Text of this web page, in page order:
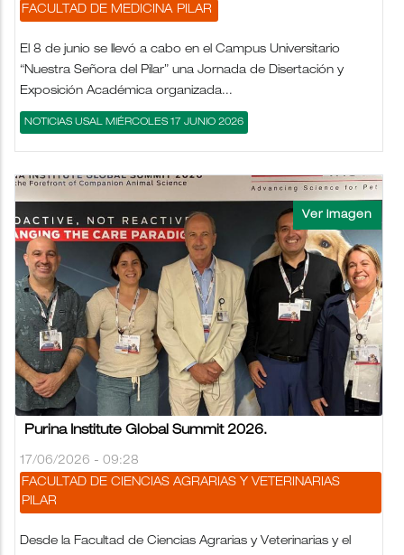
FACULTAD DE MEDICINA PILAR
El 8 de junio se llevó a cabo en el Campus Universitario
“Nuestra Señora del Pilar” una Jornada de Disertación y
Exposición Académica organizada...
NOTICIAS USAL MIÉRCOLES 17 JUNIO 2026
Purina Institute Global Summit 2026.
17/06/2026 - 09:28
FACULTAD DE CIENCIAS AGRARIAS Y VETERINARIAS
PILAR
Desde la Facultad de Ciencias Agrarias y Veterinarias y el